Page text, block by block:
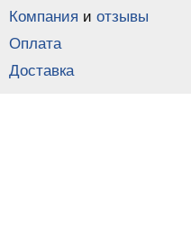
Компания и отзывы
Оплата
Доставка